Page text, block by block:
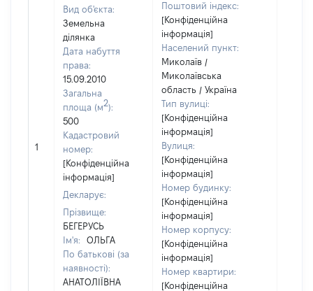
1
Вид об'єкта:
Земельна
ділянка
Дата набуття
права:
15.09.2010
Загальна
площа (м2):
500
Кадастровий
номер:
[Конфіденційна
інформація]
Декларує:
Прізвище:
БЕГЕРУСЬ
Ім'я:
ОЛЬГА
По батькові (за
наявності):
АНАТОЛІЇВНА
Поштовий індекс:
[Конфіденційна
інформація]
Населений пункт:
Миколаїв /
Миколаївська
область / Україна
Тип вулиці:
[Конфіденційна
інформація]
Вулиця:
[Конфіденційна
інформація]
Номер будинку:
[Конфіденційна
інформація]
Номер корпусу:
[Конфіденційна
інформація]
Номер квартири:
[Конфіденційна